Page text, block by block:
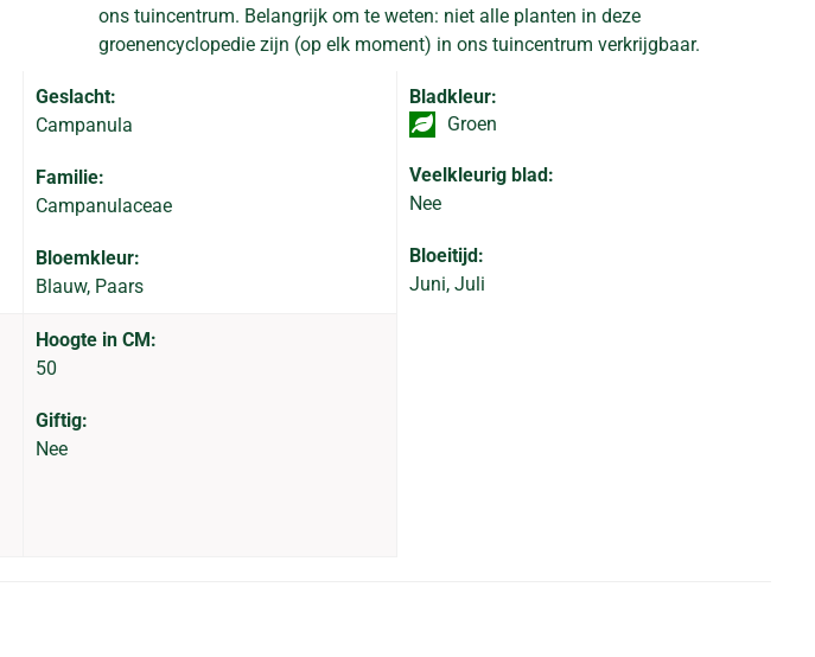
ons tuincentrum. Belangrijk om te weten: niet alle planten in deze
groenencyclopedie zijn (op elk moment) in ons tuincentrum verkrijgbaar.
Geslacht:
Campanula
Familie:
Campanulaceae
Bloemkleur:
Blauw, Paars
Bladkleur:
Groen
Veelkleurig blad:
Nee
Bloeitijd:
Juni, Juli
Hoogte in CM:
50
Giftig:
Nee